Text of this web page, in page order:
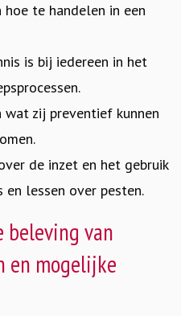
te handelen in een
is bij iedereen in het
zij preventief kunnen
de inzet en het gebruik
en lessen over pesten.
beleving van
en mogelijke